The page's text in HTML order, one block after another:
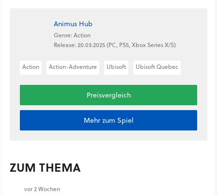
Animus Hub
Genre: Action
Release: 20.03.2025 (PC, PS5, Xbox Series X/S)
Action Action-Adventure Ubisoft Ubisoft Quebec
Preisvergleich
Mehr zum Spiel
ZUM THEMA
vor 2 Wochen